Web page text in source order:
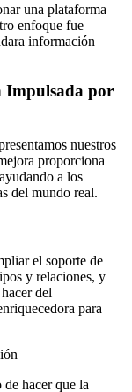
una plataforma
enfoque fue
información
Impulsada por
nuestros
proporciona
a los
del mundo real.
el soporte de
y relaciones, y
del
para
hacer que la